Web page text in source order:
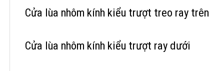
Cửa lùa nhôm kính kiểu trượt treo ray trên
Cửa lùa nhôm kính kiểu trượt ray dưới